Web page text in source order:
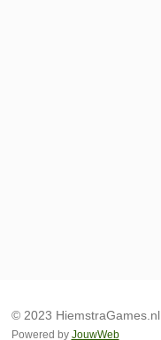
© 2023 HiemstraGames.nl
Powered by JouwWeb